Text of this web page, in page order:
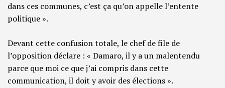
dans ces communes, c’est ça qu’on appelle l’entente
politique ».
Devant cette confusion totale, le chef de file de
l’opposition déclare : « Damaro, il y a un malentendu
parce que moi ce que j’ai compris dans cette
communication, il doit y avoir des élections ».